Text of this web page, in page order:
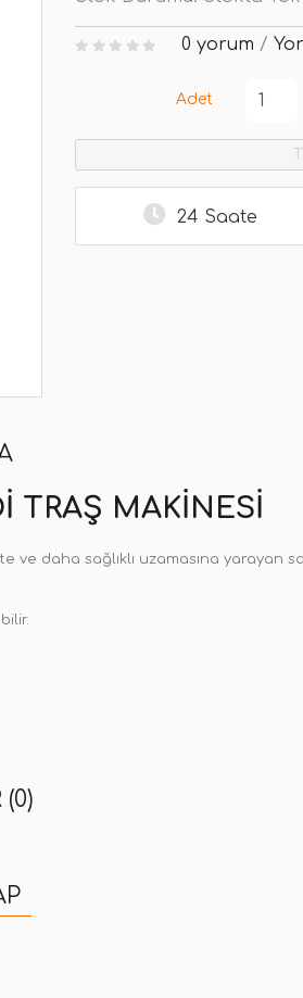
0 yorum /
Adet
24 Saate
TRAŞ MAKINESI
daha sağlıklı uzamasına yarayan